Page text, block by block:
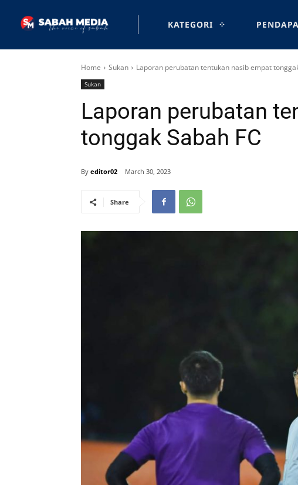
KATEGORI
Home Sukan Laporan perubatan tentukan nasib empat
Sukan
Laporan perubatan
tonggak Sabah FC
By editor02 March 30, 2023
Share